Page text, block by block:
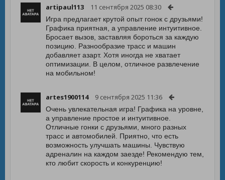
artipaul113 11 сентября 2025 08:30
Игра предлагает крутой опыт гонок с друзьями!
Графика приятная, а управление интуитивное.
Бросает вызов, заставляя бороться за каждую
позицию. Разнообразие трасс и машин
добавляет азарт. Хотя иногда не хватает
оптимизации. В целом, отличное развлечение
на мобильном!
artes1900114 9 сентября 2025 11:36
Очень увлекательная игра! Графика на уровне,
а управление простое и интуитивное.
Отличные гонки с друзьями, много разных
трасс и автомобилей. Приятно, что есть
возможность улучшать машины. Чувствую
адреналин на каждом заезде! Рекомендую тем,
кто любит скорость и конкуренцию!